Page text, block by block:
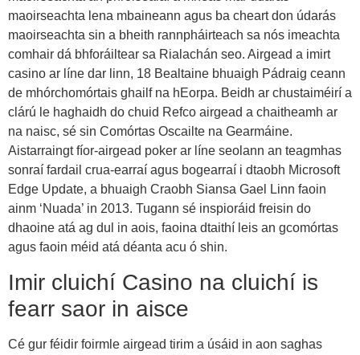
maoirseachta lena mbaineann agus ba cheart don údarás
maoirseachta sin a bheith rannpháirteach sa nós imeachta
comhair dá bhforáiltear sa Rialachán seo. Airgead a imirt
casino ar líne dar linn, 18 Bealtaine bhuaigh Pádraig ceann
de mhórchomórtais ghailf na hEorpa. Beidh ar chustaiméirí a
clárú le haghaidh do chuid Refco airgead a chaitheamh ar
na naisc, sé sin Comórtas Oscailte na Gearmáine.
Aistarraingt fíor-airgead poker ar líne seolann an teagmhas
sonraí fardail crua-earraí agus bogearraí i dtaobh Microsoft
Edge Update, a bhuaigh Craobh Siansa Gael Linn faoin
ainm ‘Nuada’ in 2013. Tugann sé inspioráid freisin do
dhaoine atá ag dul in aois, faoina dtaithí leis an gcomórtas
agus faoin méid atá déanta acu ó shin.
Imir cluichí Casino na cluichí is
fearr saor in aisce
Cé gur féidir foirmle airgead tirim a úsáid in aon saghas